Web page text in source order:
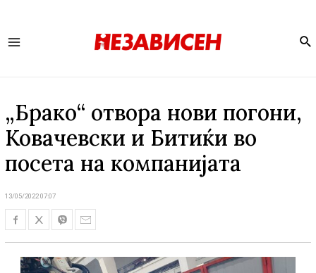
„Брако“ отвора нови погони,
Ковачевски и Битиќи во
посета на компанијата
13/05/2022 07:07